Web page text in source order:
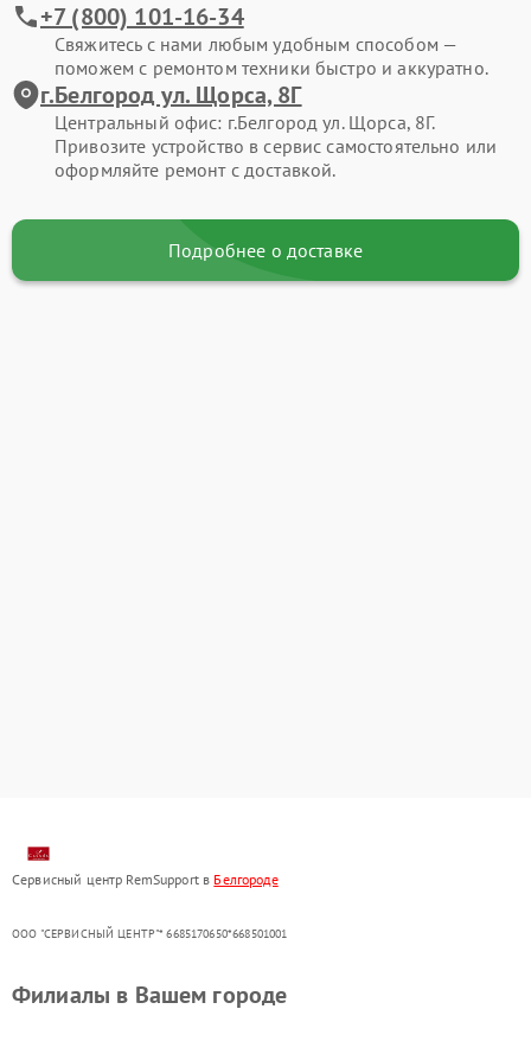
+7 (800) 101-16-34
Свяжитесь с нами любым удобным способом —
поможем с ремонтом техники быстро и аккуратно.
г.Белгород ул. Щорса, 8Г
Центральный офис: г.Белгород ул. Щорса, 8Г.
Привозите устройство в сервис самостоятельно или
оформляйте ремонт с доставкой.
Подробнее о доставке
Сервисный центр RemSupport в Белгороде
ООО "СЕРВИСНЫЙ ЦЕНТР"* 6685170650*668501001
Филиалы в Вашем городе